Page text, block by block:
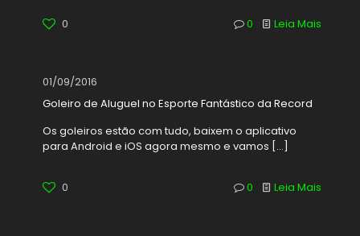
0 0 Leia Mais
01/09/2016
Goleiro de Aluguel no Esporte Fantástico da Record
Os goleiros estão com tudo, baixem o aplicativo
para Android e iOS agora mesmo e vamos […]
0 0 Leia Mais